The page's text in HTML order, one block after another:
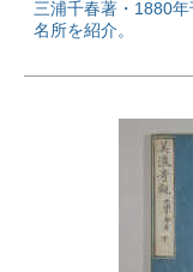
三浦千春著・1880
名所を紹介。